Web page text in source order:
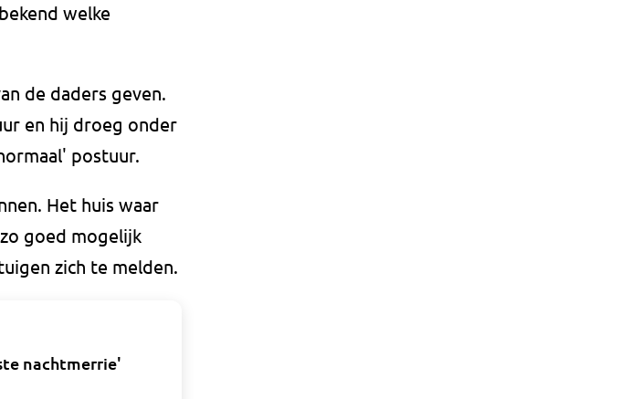
welke
de daders geven.
en hij droeg onder
postuur.
Het huis waar
goed mogelijk
zich te melden.
nachtmerrie'